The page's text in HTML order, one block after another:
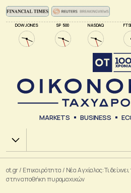
DOW JONES SP 500 NASDAQ
MARKETS BUSINESS
Χ.Α.
ot.gr/ Επικαιρότητα / Νέα Αγχίαλος: Τι
στην αποθήκη πυρομαχικών